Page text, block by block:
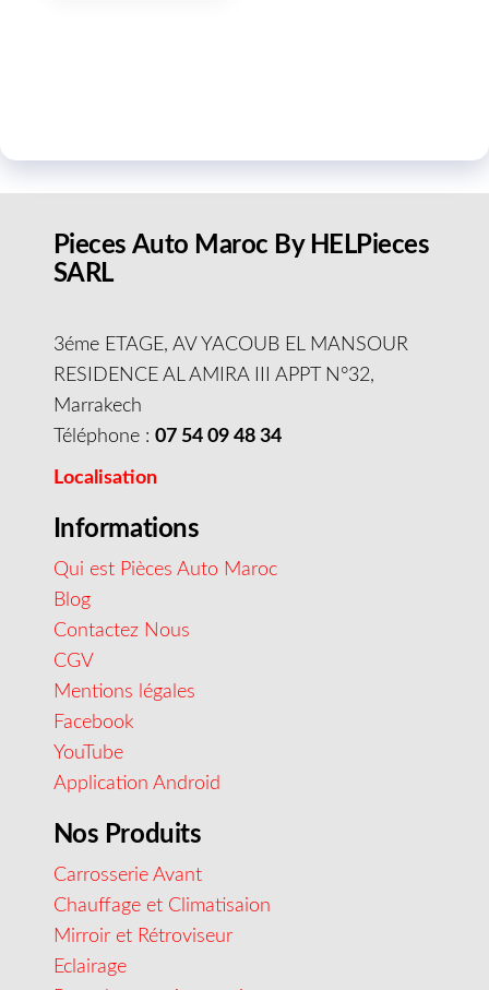
Pieces Auto Maroc By HELPieces
SARL
3éme ETAGE, AV YACOUB EL MANSOUR
RESIDENCE AL AMIRA III APPT N°32,
Marrakech
Téléphone : 07 54 09 48 34
Localisation
Informations
Qui est Pièces Auto Maroc
Blog
Contactez Nous
CGV
Mentions légales
Facebook
YouTube
Application Android
Nos Produits
Carrosserie Avant
Chauffage et Climatisaion
Mirroir et Rétroviseur
Eclairage